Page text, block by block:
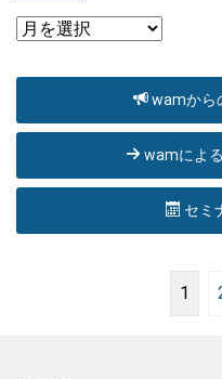
wamから
wamによ
セミ
1